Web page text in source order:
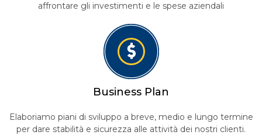
affrontare gli investimenti e le spese aziendali
Business Plan
Elaboriamo piani di sviluppo a breve, medio e lungo termine
per dare stabilità e sicurezza alle attività dei nostri clienti.